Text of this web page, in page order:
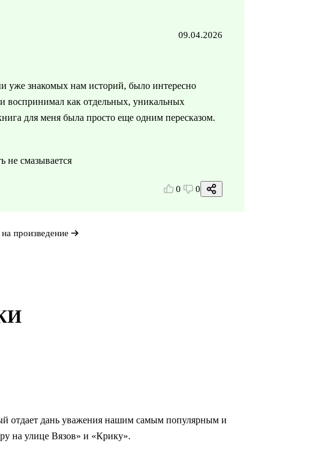
отдает дань уважения нашим самым популярным и
на улице Вязов» и «Крику».
09.04.2026
уже знакомых нам историй, было интересно
воспринимал как отдельных, уникальных
для меня была просто еще одним пересказом.
не смазывается
0 0
произведение